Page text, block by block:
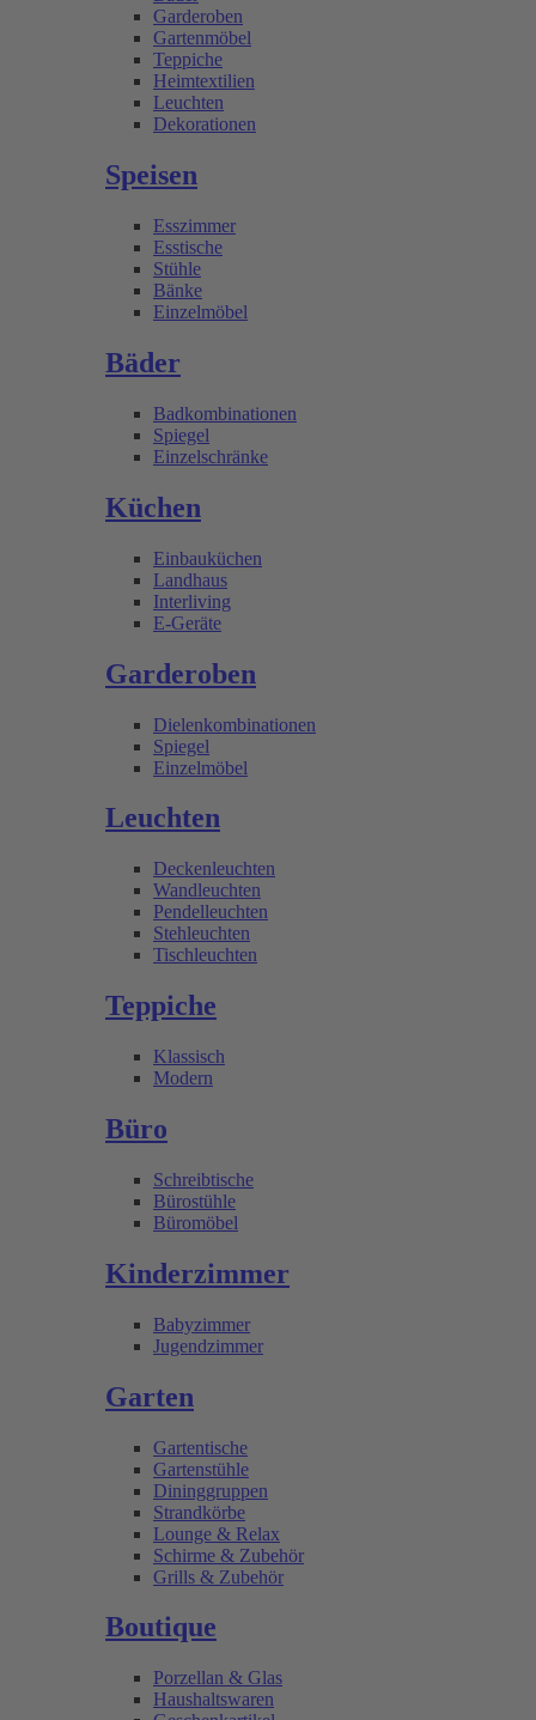
Garderoben
Gartenmöbel
Teppiche
Heimtextilien
Leuchten
Dekorationen
Speisen
Esszimmer
Esstische
Stühle
Bänke
Einzelmöbel
Bäder
Badkombinationen
Spiegel
Einzelschränke
Küchen
Einbauküchen
Landhaus
Interliving
E-Geräte
Garderoben
Dielenkombinationen
Spiegel
Einzelmöbel
Leuchten
Deckenleuchten
Wandleuchten
Pendelleuchten
Stehleuchten
Tischleuchten
Teppiche
Klassisch
Modern
Büro
Schreibtische
Bürostühle
Büromöbel
Kinderzimmer
Babyzimmer
Jugendzimmer
Garten
Gartentische
Gartenstühle
Dininggruppen
Strandkörbe
Lounge & Relax
Schirme & Zubehör
Grills & Zubehör
Boutique
Porzellan & Glas
Haushaltswaren